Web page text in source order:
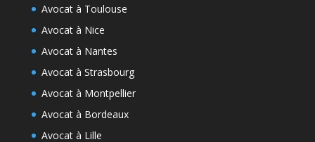
Avocat à Toulouse
Avocat à Nice
Avocat à Nantes
Avocat à Strasbourg
Avocat à Montpellier
Avocat à Bordeaux
Avocat à Lille